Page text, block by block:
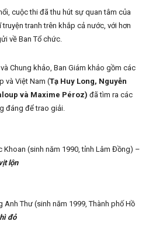
cuộc thi đã thu hút sự quan tâm của
tranh trên khắp cả nước, với hơn
về Ban Tổ chức.
Chung khảo, Ban Giám khảo gồm các
và Việt Nam (Tạ Huy Long, Nguyễn
và Maxime Péroz) đã tìm ra các
đáng để trao giải.
Khoan (sinh năm 1990, tỉnh Lâm Đồng) –
lộn
Anh Thư (sinh năm 1999, Thành phố Hồ
đỏ